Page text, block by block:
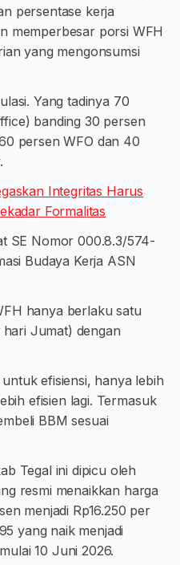
persentase kerja
memperbesar porsi WFH
yang mengonsumsi
Yang tadinya 70
banding 30 persen
persen WFO dan 40
Integritas Harus
Formalitas
SE Nomor 000.8.3/574-
Budaya Kerja ASN
hanya berlaku satu
hari Jumat) dengan
efisiensi, hanya lebih
efisien lagi. Termasuk
BBM sesuai
Tegal ini dipicu oleh
resmi menaikkan harga
menjadi Rp16.250 per
yang naik menjadi
10 Juni 2026.